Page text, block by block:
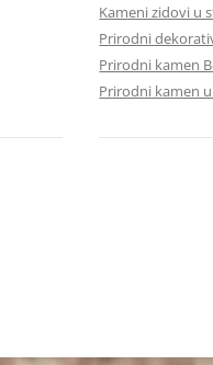
Kameni zidovi u
Prirodni
Prirodni kamen
Prirodni kamen